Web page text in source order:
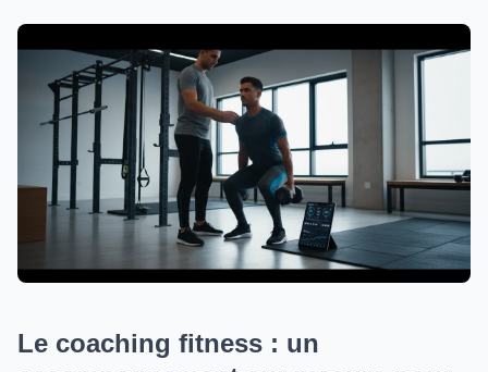
Le coaching fitness : un